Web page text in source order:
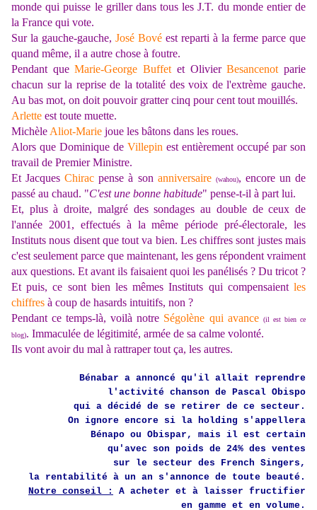
monde qui puisse le griller dans tous les J.T. du monde entier de
la France qui vote.
Sur la gauche-gauche, José Bové est reparti à la ferme parce que
quand même, il a autre chose à foutre.
Pendant queMarie-George Buffet et OlivierBesancenot parie
chacun sur la reprise de la totalité des voix de l'extrème gauche.
Au bas mot, on doit pouvoir gratter cinq pour cent tout mouillés.
Arlette est toute muette.
Michèle Aliot-Marie joue les bâtons dans les roues.
Alors que Dominique de Villepin est entièrement occupé par son
travail de Premier Ministre.
Et JacquesChirac pense à son anniversaire (wahou), encore un de
passé au chaud. "C'est une bonne habitude" pense-t-il à part lui.
Et, plus à droite, malgré des sondages au double de ceux de
l'année 2001, effectués à la même période pré-électorale, les
Instituts nous disent que tout va bien. Les chiffres sont justes mais
c'est seulement parce que maintenant, les gens répondent vraiment
aux questions. Et avant ils faisaient quoi les panélisés ? Du tricot ?
Et puis, ce sont bien les mêmes Instituts qui compensaient les
chiffres à coup de hasards intuitifs, non ?
Pendant ce temps-là, voilà notre Ségolène qui avance (il est bien ce
blog). Immaculée de légitimité, armée de sa calme volonté.
Ils vont avoir du mal à rattraper tout ça, les autres.
Bénabar a annoncé qu'il allait reprendre
l'activité chanson de Pascal Obispo
qui a décidé de se retirer de ce secteur.
On ignore encore si la holding s'appellera
Bénapo ou Obispar, mais il est certain
qu'avec son poids de 24% des ventes
sur le secteur des French Singers,
la rentabilité à un an s'annonce de toute beauté.
Notre conseil :
A acheter et à laisser fructifier
en gamme et en volume.